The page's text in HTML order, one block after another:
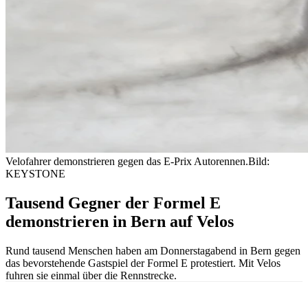
Velofahrer demonstrieren gegen das E-Prix Autorennen.Bild:
KEYSTONE
Tausend Gegner der Formel E
demonstrieren in Bern auf Velos
Rund tausend Menschen haben am Donnerstagabend in Bern gegen
das bevorstehende Gastspiel der Formel E protestiert. Mit Velos
fuhren sie einmal über die Rennstrecke.